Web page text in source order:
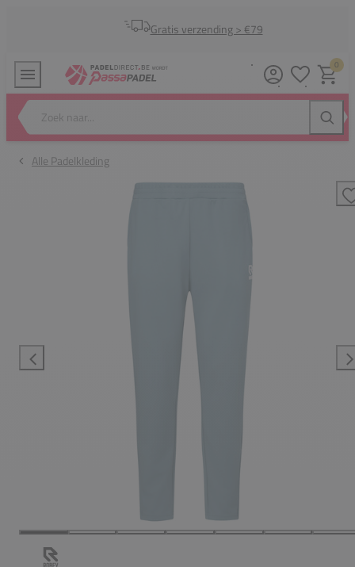
Gratis verzending > €79
Zoek naar...
0
Alle Padelkleding